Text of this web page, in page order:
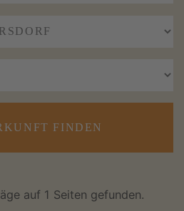
FINDEN
auf 1 Seiten gefunden.